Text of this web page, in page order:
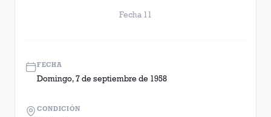
Fecha 11
FECHA
Domingo, 7 de septiembre de 1958
CONDICIÓN